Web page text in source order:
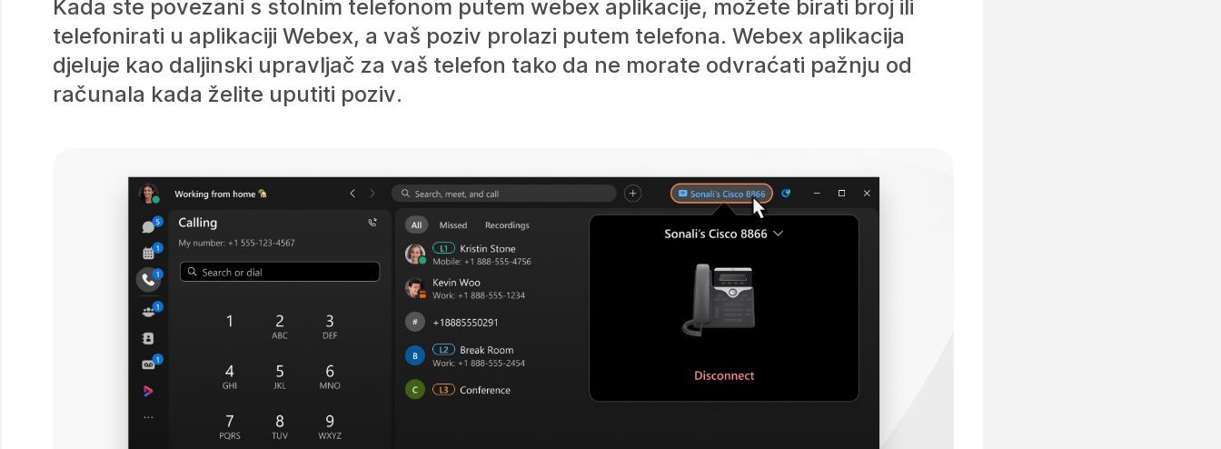
Kada ste povezani s stolnim telefonom putem webex aplikacije, možete birati broj ili
telefonirati u aplikaciji Webex, a vaš poziv prolazi putem telefona. Webex aplikacija
djeluje kao daljinski upravljač za vaš telefon tako da ne morate odvraćati pažnju od
računala kada želite uputiti poziv.